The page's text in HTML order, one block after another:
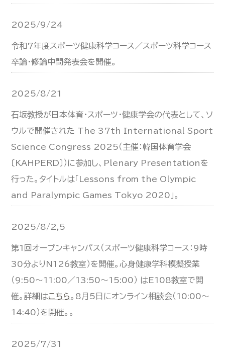
2025/9/24
令和7年度スポーツ健康科学コース／スポーツ科学コース
卒論・修論中間発表会を開催。
2025/8/21
石坂教授が日本体育・スポーツ・健康学会の代表として、ソ
ウルで開催された The 37th International Sport
Science Congress 2025（主催：韓国体育学会
〔KAHPERD〕）に参加し、Plenary Presentationを
行った。タイトルは「Lessons from the Olympic
and Paralympic Games Tokyo 2020」。
2025/8/2,5
第1回オープンキャンパス（スポーツ健康科学コース：9時
30分よりN126教室）を開催。心身健康学科模擬授業
（9:50～11:00／13:50～15:00） はE108教室で開
催。詳細はこちら。8月5日にオンライン相談会（10:00～
14:40）を開催。。
2025/7/31